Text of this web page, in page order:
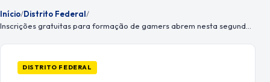
Início/Distrito Federal/
DISTRITO FEDERAL